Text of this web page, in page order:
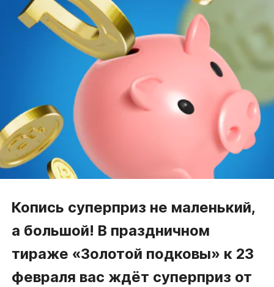
Копись суперприз не маленький,
а большой! В праздничном
тираже «Золотой подковы» к 23
февраля вас ждёт суперприз от